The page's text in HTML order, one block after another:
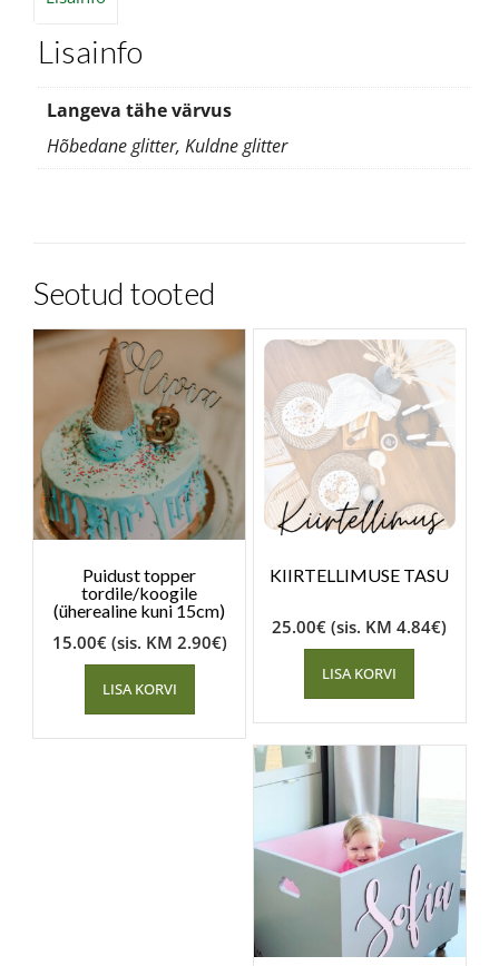
Lisainfo
Langeva tähe värvus
Hõbedane glitter, Kuldne glitter
Seotud tooted
Puidust topper
tordile/koogile
(üherealine kuni 15cm)
15.00€ (sis. KM 2.90€)
LISA KORVI
KIIRTELLIMUSE TASU
25.00€ (sis. KM4.84€)
LISA KORVI